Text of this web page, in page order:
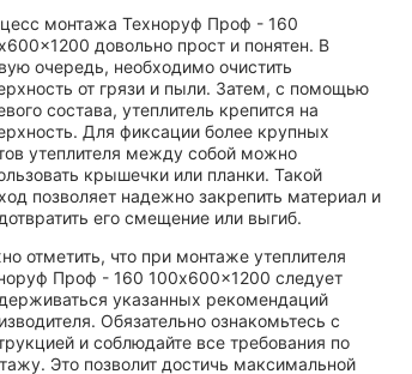
монтажа Техноруф Проф - 160
довольно прост и понятен. В
очередь, необходимо очистить
от грязи и пыли. Затем, с помощью
состава, утеплитель крепится на
Для фиксации более крупных
утеплителя между собой можно
крышечки или планки. Такой
позволяет надежно закрепить материал и
его смещение или выгиб.
отметить, что при монтаже утеплителя
Проф - 160 100x600x1200 следует
указанных рекомендаций
Обязательно ознакомьтесь с
и соблюдайте все требования по
Это позволит достичь максимальной